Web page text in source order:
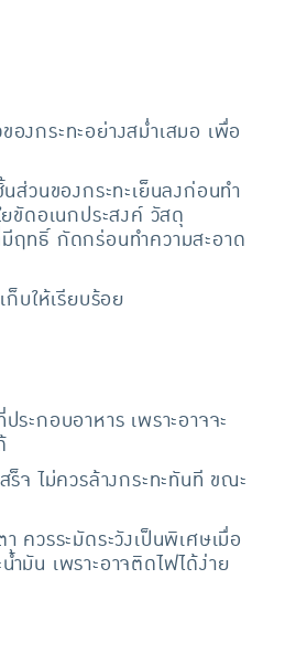
งกระทะอย่างสมํ่าเสมอ เพื่อ
ส่วนของกระทะเย็นลงก่อนทํา
ยขัดอเนกประสงค์ วัสดุ
ฤทธิ์ กัดกร่อนทําความสะอาด
ก็บให้เรียบร้อย
ะกอบอาหาร เพราะอาจจะ
ร็จ ไม่ควรล้างกระทะทันที ขณะ
ควรระมัดระวังเป็นพิเศษเมื่อ
ำมัน เพราะอาจติดไฟได้ง่าย